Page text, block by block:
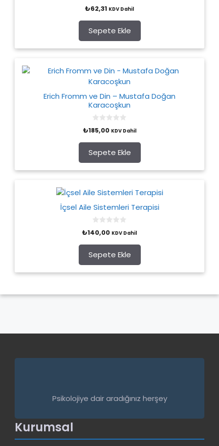
o
t
o
f
5
₺62,31 KDV Dahil
Sepete Ekle
Erich Fromm ve Din – Mustafa Doğan
Karacoşkun
o
t
o
f
5
₺185,00 KDV Dahil
Sepete Ekle
İçsel Aile Sistemleri Terapisi
o
t
o
f
5
₺140,00 KDV Dahil
Sepete Ekle
Psikolojiye dair aradığınız herşey
Kurumsal